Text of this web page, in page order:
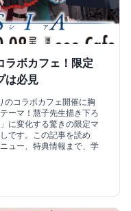
ラボカフェ！限定
は必見
のコラボカフェ開催に胸
ーマ！慧子先生描き下ろ
に変化する驚きの限定マ
です。この記事を読め
ュー、特典情報まで、学